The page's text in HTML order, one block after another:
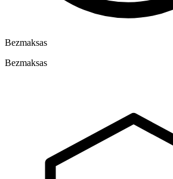
Bezmaksas
Bezmaksas